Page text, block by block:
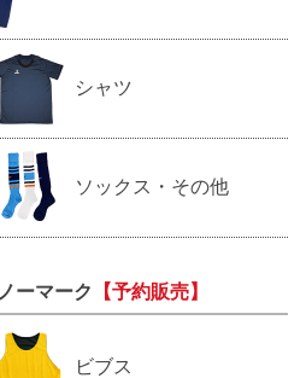
シャツ
ソックス・その他
ノーマーク 【予約販売】
ビブス